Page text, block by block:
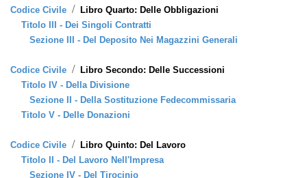
Codice Civile / Libro Quarto: Delle Obbligazioni
Titolo III - Dei Singoli Contratti
Sezione III - Del Deposito Nei Magazzini Generali
Codice Civile / Libro Secondo: Delle Successioni
Titolo IV - Della Divisione
Sezione II - Della Sostituzione Fedecommissaria
Titolo V - Delle Donazioni
Codice Civile / Libro Quinto: Del Lavoro
Titolo II - Del Lavoro Nell'Impresa
Sezione IV - Del Tirocinio